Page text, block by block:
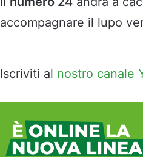
accompagnare il lupo
Iscriviti al nostro canale